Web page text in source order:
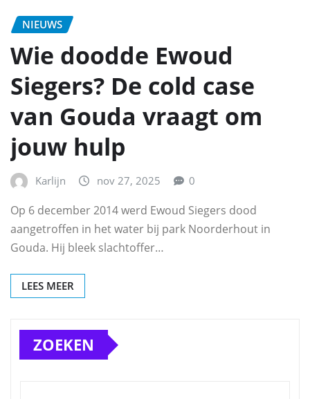
NIEUWS
Wie doodde Ewoud
Siegers? De cold case
van Gouda vraagt om
jouw hulp
Karlijn nov 27, 2025 0
Op 6 december 2014 werd Ewoud Siegers dood
aangetroffen in het water bij park Noorderhout in
Gouda. Hij bleek slachtoffer…
LEES MEER
ZOEKEN